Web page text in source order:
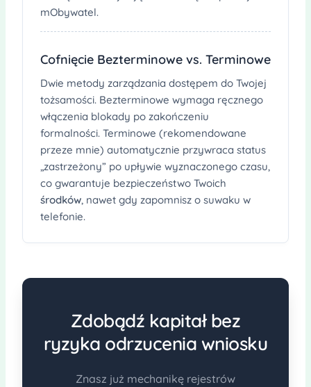
mObywatel.
Cofnięcie Bezterminowe vs. Terminowe
Dwie metody zarządzania dostępem do Twojej
tożsamości. Bezterminowe wymaga ręcznego
włączenia blokady po zakończeniu
formalności. Terminowe (rekomendowane
przeze mnie) automatycznie przywraca status
„zastrzeżony” po upływie wyznaczonego czasu,
co gwarantuje bezpieczeństwo Twoich
środków, nawet gdy zapomnisz o suwaku w
telefonie.
Zdobądź kapitał bez
ryzyka odrzucenia wniosku
Znasz już mechanikę rejestrów